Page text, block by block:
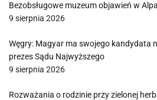
Bezobsługowe muzeum objawień w
9 sierpnia 2026
Węgry: Magyar ma swojego kandydata
prezes Sądu Najwyższego
9 sierpnia 2026
Rozważania o rodzinie przy zielonej